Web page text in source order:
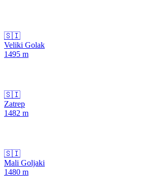
🇸🇮
Veliki Golak
1495 m
🇸🇮
Zatrep
1482 m
🇸🇮
Mali Goljaki
1480 m